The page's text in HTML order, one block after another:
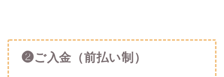
❷ご入金（前払い制）